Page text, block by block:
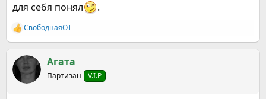
для себя понял
.
Р
е
к
ц
и
СвободнаяОТ
Агата
Партизан V.I.P